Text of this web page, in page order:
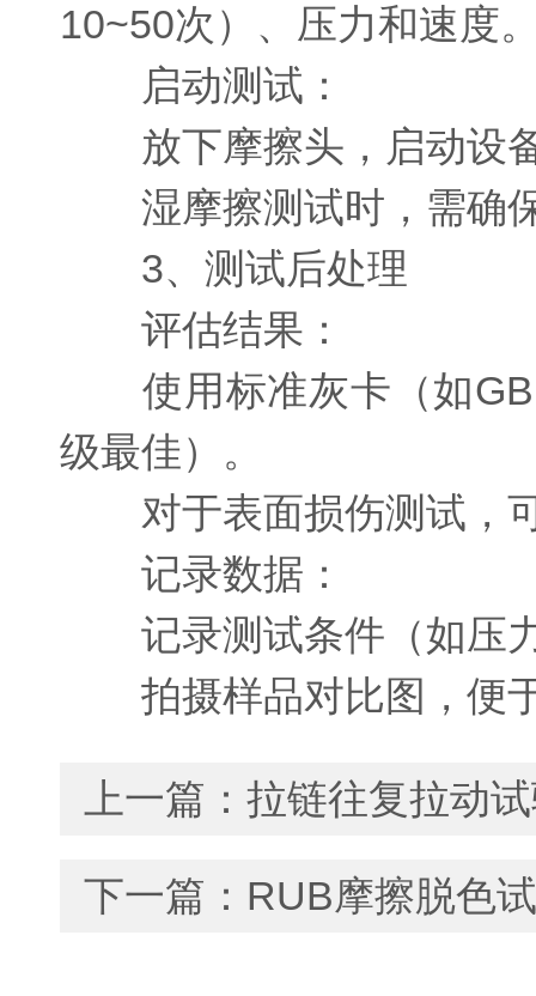
10~50次）、压力和速度
启动测试：
放下摩擦头，启动设备
湿摩擦测试时，需确保
3、测试后处理
评估结果：
使用标准灰卡（如GB
级最佳）。
对于表面损伤测试，可
记录数据：
记录测试条件（如压力
拍摄样品对比图，便
上一篇： 拉链往复拉动
下一篇： RUB摩擦脱色